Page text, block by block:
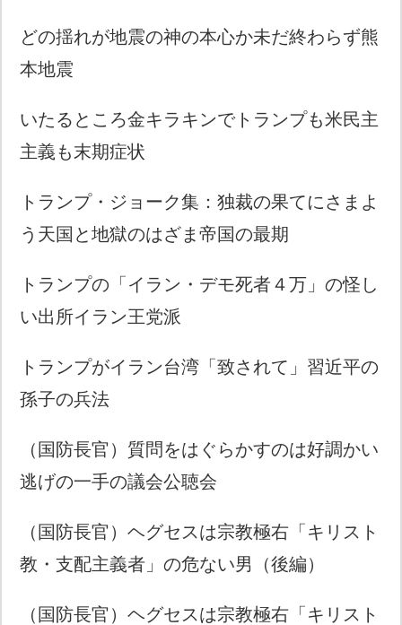
どの揺れが地震の神の本心か未だ終わらず熊
本地震
いたるところ金キラキンでトランプも米民主
主義も末期症状
トランプ・ジョーク集：独裁の果てにさまよ
う天国と地獄のはざま帝国の最期
トランプの「イラン・デモ死者４万」の怪し
い出所イラン王党派
トランプがイラン台湾「致されて」習近平の
孫子の兵法
（国防長官）質問をはぐらかすのは好調かい
逃げの一手の議会公聴会
（国防長官）ヘグセスは宗教極右「キリスト
教・支配主義者」の危ない男（後編）
（国防長官）ヘグセスは宗教極右「キリスト